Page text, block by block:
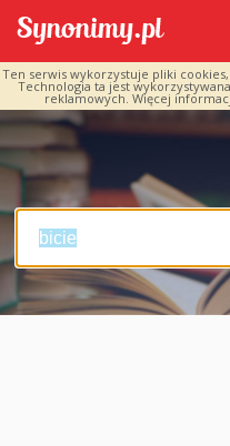
Ten serwis wykorzystuje pliki
Technologia ta jest
reklamowych. Więcej